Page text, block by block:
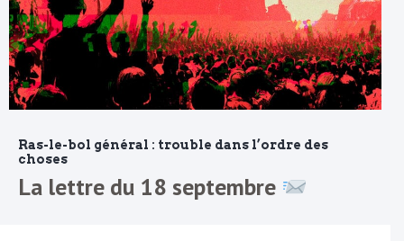
Ras-le-bol général : trouble dans l’ordre des
choses
La lettre du 18 septembre